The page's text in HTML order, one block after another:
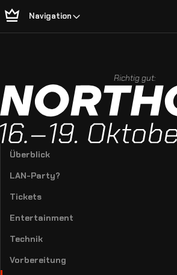
Navigation
Richtig gut:
Überblick
LAN-Party?
Tickets
Entertainment
Technik
Vorbereitung